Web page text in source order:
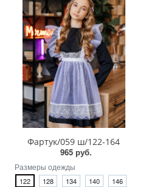
Фартук/059 ш/122-164
965 руб.
Размеры одежды
122 128 134 140
146